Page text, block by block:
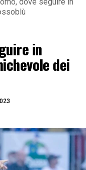
in
dei